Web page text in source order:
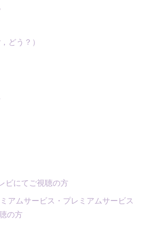
どう？）
ビにてご視聴の方
アムサービス・プレミアムサービス
の方